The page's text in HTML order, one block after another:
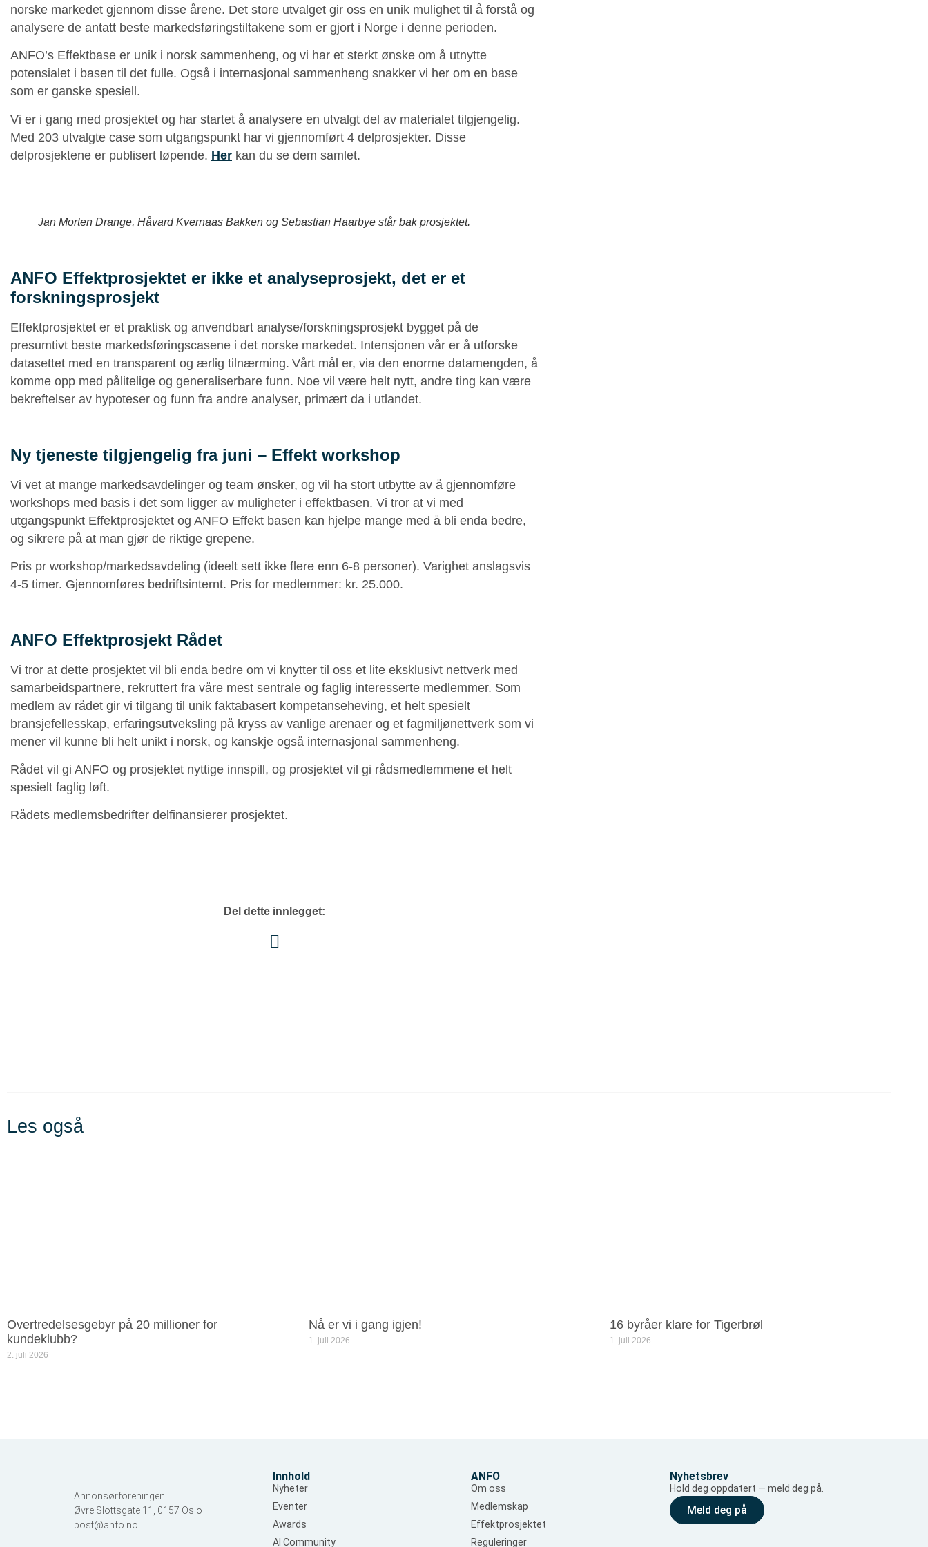
norske markedet gjennom disse årene. Det store utvalget gir oss en unik mulighet til å forstå og
analysere de antatt beste markedsføringstiltakene som er gjort i Norge i denne perioden.
ANFO’s Effektbase er unik i norsk sammenheng, og vi har et sterkt ønske om å utnytte
potensialet i basen til det fulle. Også i internasjonal sammenheng snakker vi her om en base
som er ganske spesiell.
Vi er i gang med prosjektet og har startet å analysere en utvalgt del av materialet tilgjengelig.
Med 203 utvalgte case som utgangspunkt har vi gjennomført 4 delprosjekter. Disse
delprosjektene er publisert løpende. Her kan du se dem samlet.
Jan Morten Drange, Håvard Kvernaas Bakken og Sebastian Haarbye står bak prosjektet.
ANFO Effektprosjektet er ikke et analyseprosjekt, det er et
forskningsprosjekt
Effektprosjektet er et praktisk og anvendbart analyse/forskningsprosjekt bygget på de
presumtivt beste markedsføringscasene i det norske markedet. Intensjonen vår er å utforske
datasettet med en transparent og ærlig tilnærming. Vårt mål er, via den enorme datamengden, å
komme opp med pålitelige og generaliserbare funn. Noe vil være helt nytt, andre ting kan være
bekreftelser av hypoteser og funn fra andre analyser, primært da i utlandet.
Ny tjeneste tilgjengelig fra juni ­– Effekt workshop
Vi vet at mange markedsavdelinger og team ønsker, og vil ha stort utbytte av å gjennomføre
workshops med basis i det som ligger av muligheter i effektbasen. Vi tror at vi med
utgangspunkt Effektprosjektet og ANFO Effekt basen kan hjelpe mange med å bli enda bedre,
og sikrere på at man gjør de riktige grepene.
Pris pr workshop/markedsavdeling (ideelt sett ikke flere enn 6-8 personer). Varighet anslagsvis
4-5 timer. Gjennomføres bedriftsinternt. Pris for medlemmer: kr. 25.000.
ANFO Effektprosjekt Rådet
Vi tror at dette prosjektet vil bli enda bedre om vi knytter til oss et lite eksklusivt nettverk med
samarbeidspartnere, rekruttert fra våre mest sentrale og faglig interesserte medlemmer. Som
medlem av rådet gir vi tilgang til unik faktabasert kompetanseheving, et helt spesielt
bransjefellesskap, erfaringsutveksling på kryss av vanlige arenaer og et fagmiljønettverk som vi
mener vil kunne bli helt unikt i norsk, og kanskje også internasjonal sammenheng.
Rådet vil gi ANFO og prosjektet nyttige innspill, og prosjektet vil gi rådsmedlemmene et helt
spesielt faglig løft.
Rådets medlemsbedrifter delfinansierer prosjektet.
Del dette innlegget:
Les også
Overtredelsesgebyr på 20 millioner for
kundeklubb?
2. juli 2026
Nå er vi i gang igjen!
1. juli 2026
16 byråer klare for Tigerbrøl
1. juli 2026
Annonsørforeningen
Øvre Slottsgate 11, 0157 Oslo
post@anfo.no
Innhold
Nyheter
Eventer
Awards
AI Community
ANFO
Om oss
Medlemskap
Effektprosjektet
Reguleringer
Nyhetsbrev
Hold deg oppdatert — meld deg på.
Meld deg på